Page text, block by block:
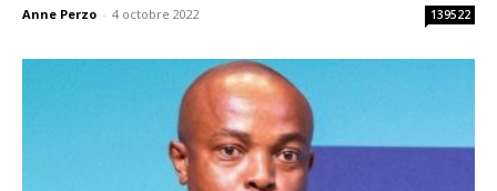
Anne Perzo - 4 octobre 2022 139522